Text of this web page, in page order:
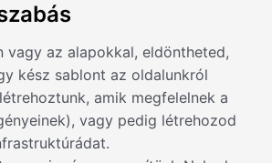
vagy az alapokkal, eldöntheted,
kész sablont az oldalunkról
amik megfelelnek a
vagy pedig létrehozod